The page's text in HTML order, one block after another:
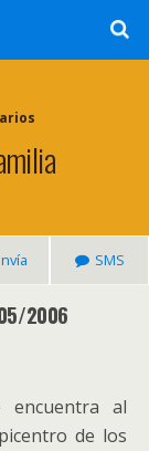
SMS
2006
encuentra al
de los